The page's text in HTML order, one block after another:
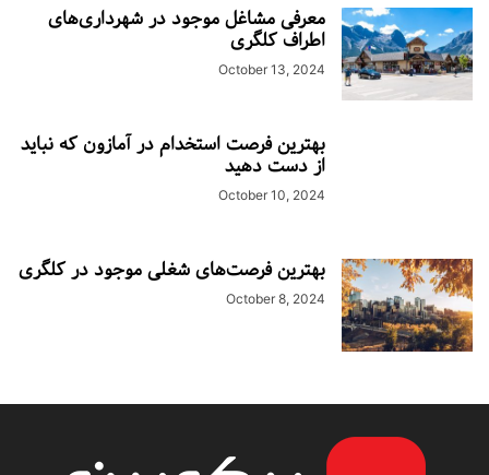
معرفی مشاغل موجود در شهرداری‌های
اطراف کلگری
October 13, 2024
بهترین فرصت استخدام در آمازون که نباید
از دست دهید
October 10, 2024
بهترین فرصت‌های شغلی موجود در کلگری
October 8, 2024